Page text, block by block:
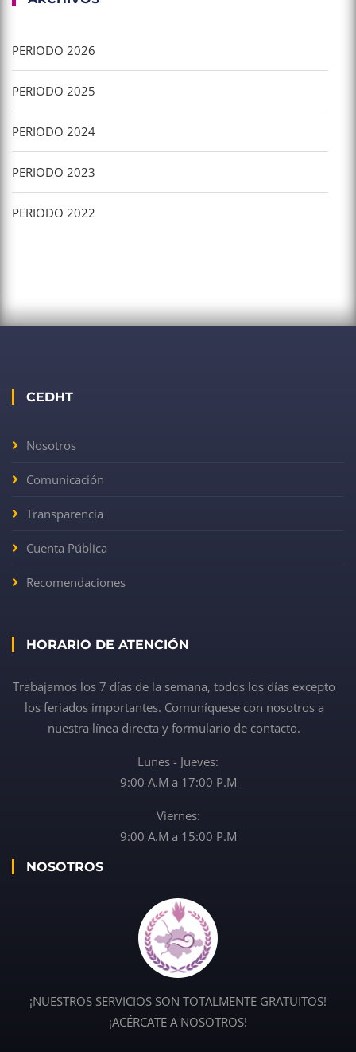
PERIODO 2026
PERIODO 2025
PERIODO 2024
PERIODO 2023
PERIODO 2022
CEDHT
Nosotros
Comunicación
Transparencia
Cuenta Pública
Recomendaciones
HORARIO DE ATENCIÓN
Trabajamos los 7 días de la semana, todos los días excepto
los feriados importantes. Comuníquese con nosotros a
nuestra línea directa y formulario de contacto.
Lunes - Jueves:
9:00 A.M a 17:00 P.M
Viernes:
9:00 A.M a 15:00 P.M
NOSOTROS
¡NUESTROS SERVICIOS SON TOTALMENTE GRATUITOS!
¡ACÉRCATE A NOSOTROS!